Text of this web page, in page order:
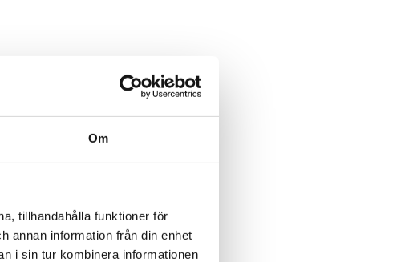
Om
tillhandahålla funktioner för
annan information från din enhet
i sin tur kombinera informationen